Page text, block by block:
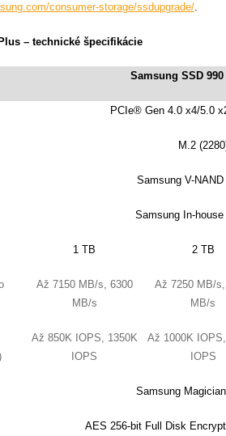
consumer-storage/ssdupgrade/.
– technické špecifikácie
Samsung SSD
PCIe® Gen 4.0 x4/5.0
M.2
Samsung V-
Samsung In-house
1 TB 2 TB
Až 7150 MB/s, 6300
MB/s
Až 7250 MB/
MB/s
Až 850K IOPS, 1350K
IOPS
Až 1000K
IOPS
Samsung
AES 256-bit Full Disk